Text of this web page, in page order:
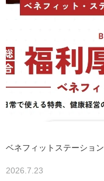
ベネフィットステーション
2026.7.23